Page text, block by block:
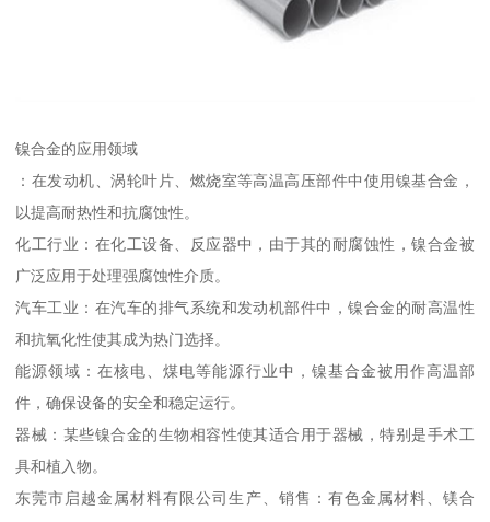
镍合金的应用领域
：在发动机、涡轮叶片、燃烧室等高温高压部件中使用镍基合金，
以提高耐热性和抗腐蚀性。
化工行业：在化工设备、反应器中，由于其的耐腐蚀性，镍合金被
广泛应用于处理强腐蚀性介质。
汽车工业：在汽车的排气系统和发动机部件中，镍合金的耐高温性
和抗氧化性使其成为热门选择。
能源领域：在核电、煤电等能源行业中，镍基合金被用作高温部
件，确保设备的安全和稳定运行。
器械：某些镍合金的生物相容性使其适合用于器械，特别是手术工
具和植入物。
东莞市启越金属材料有限公司生产、销售：有色金属材料、镁合